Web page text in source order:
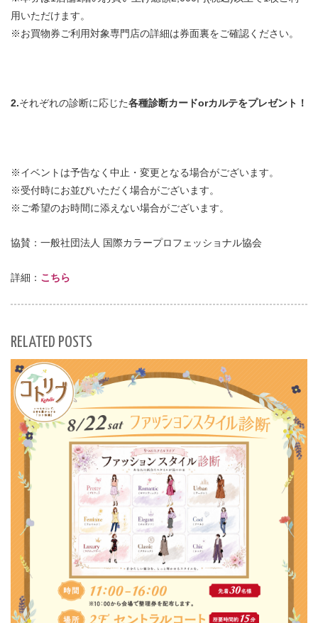
用いただけます。
※お買物券ご利用対象専門店の詳細は券面裏をご確認ください。
2.それぞれの診断に応じた各種診断カードorカルテをプレゼント！
※イベントは予告なく中止・変更となる場合がございます。
※受付時にお並びいただく場合がございます。
※ご希望のお時間に添えない場合がございます。
協賛：一般社団法人 国際カラープロフェッショナル協会
詳細： こちら
RELATED POSTS